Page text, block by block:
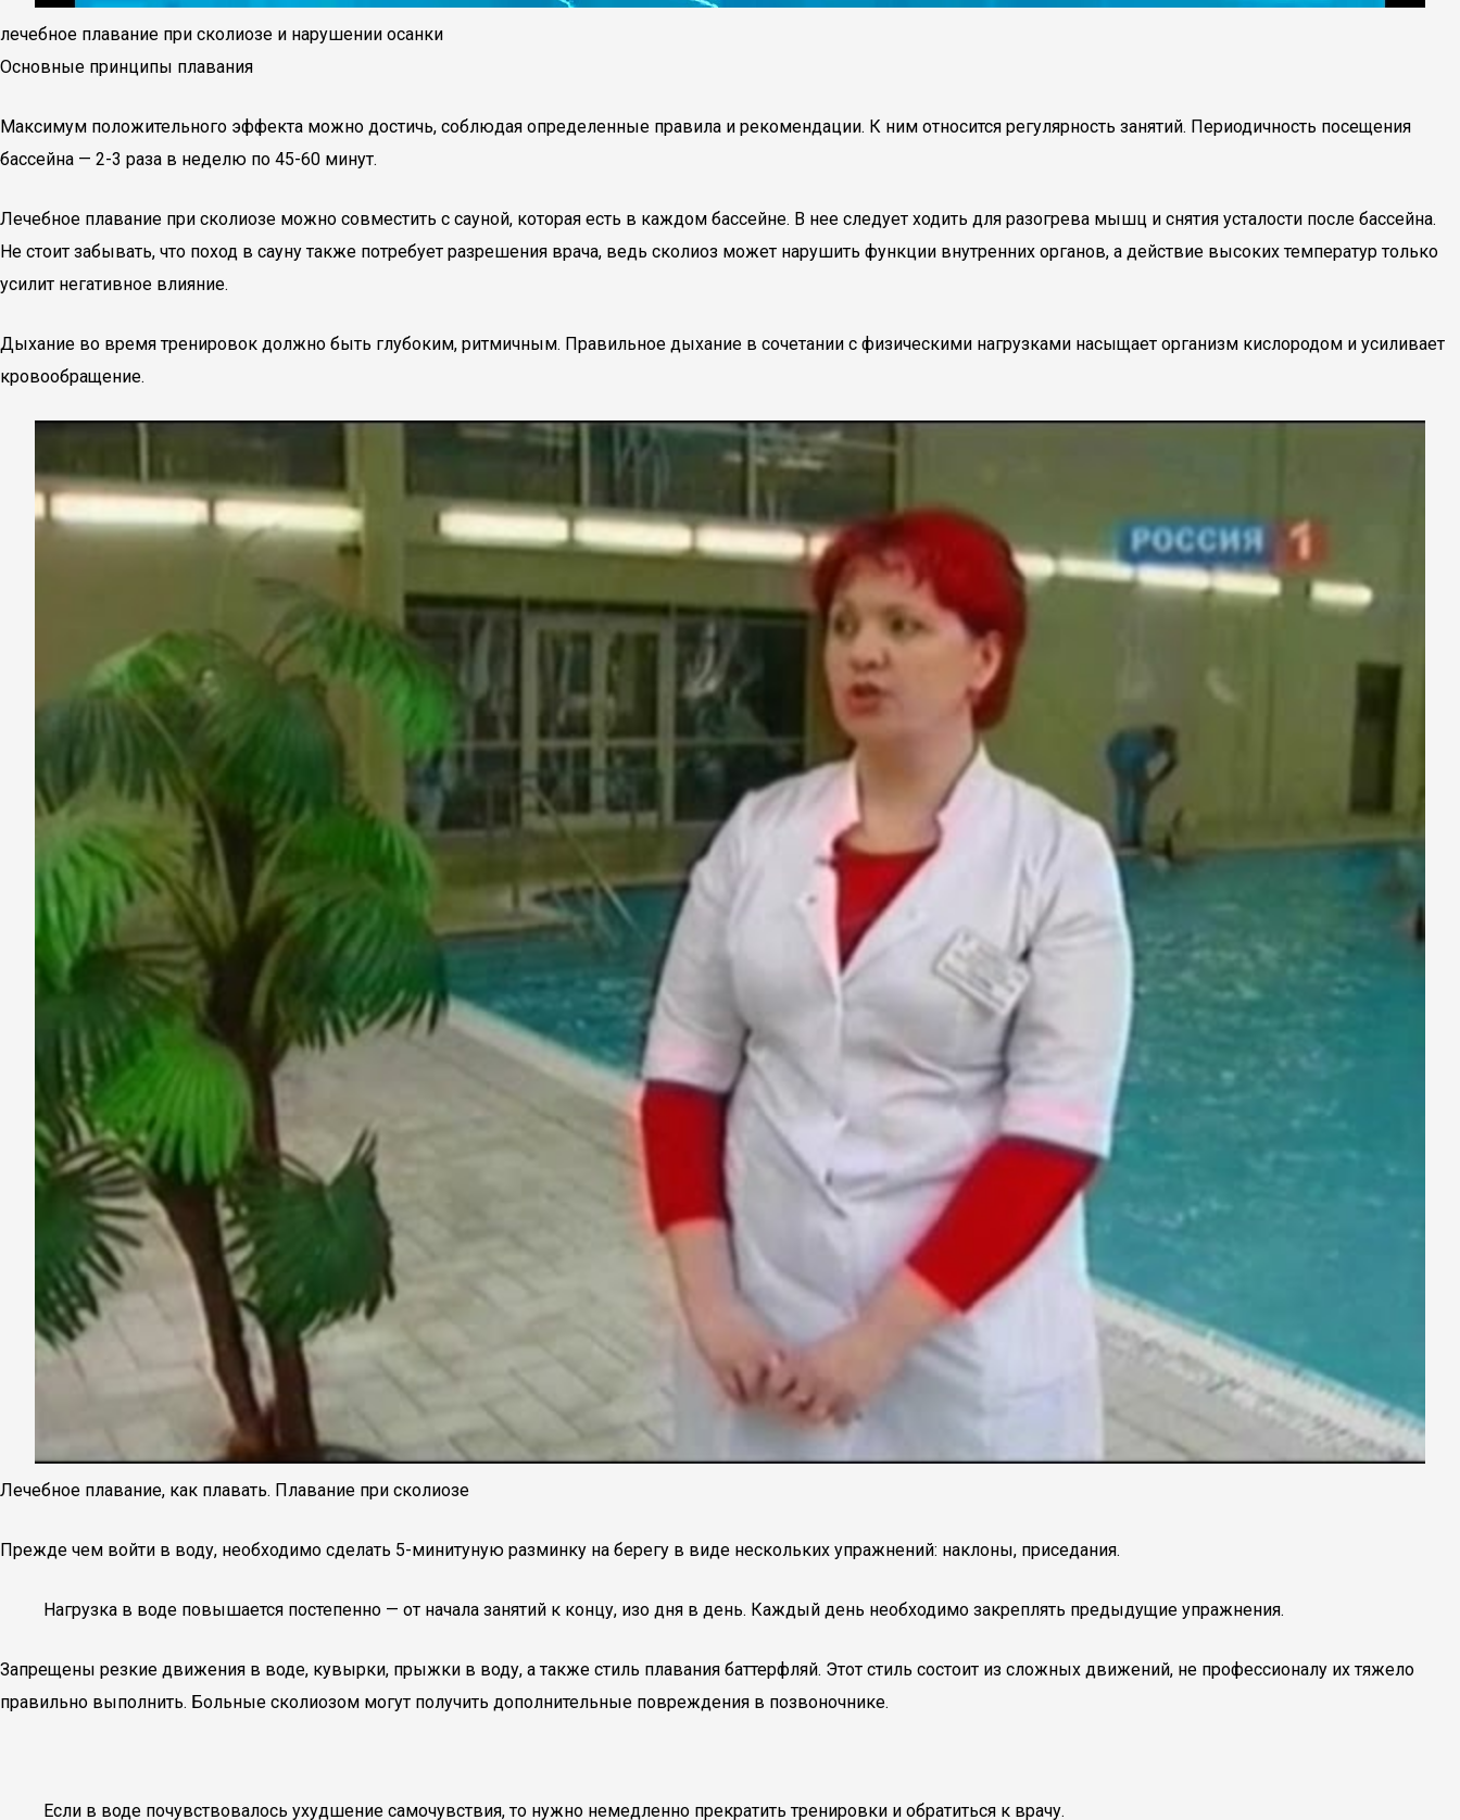
лечебное плавание при сколиозе и нарушении осанки
Основные принципы плавания
Максимум положительного эффекта можно достичь, соблюдая определенные правила и рекомендации. К ним относится регулярность занятий. Периодичность посещения
бассейна — 2-3 раза в неделю по 45-60 минут.
Лечебное плавание при сколиозе можно совместить с сауной, которая есть в каждом бассейне. В нее следует ходить для разогрева мышц и снятия усталости после бассейна.
Не стоит забывать, что поход в сауну также потребует разрешения врача, ведь сколиоз может нарушить функции внутренних органов, а действие высоких температур только
усилит негативное влияние.
Дыхание во время тренировок должно быть глубоким, ритмичным. Правильное дыхание в сочетании с физическими нагрузками насыщает организм кислородом и усиливает
кровообращение.
Лечебное плавание, как плавать. Плавание при сколиозе
Прежде чем войти в воду, необходимо сделать 5-минитуную разминку на берегу в виде нескольких упражнений: наклоны, приседания.
Нагрузка в воде повышается постепенно — от начала занятий к концу, изо дня в день. Каждый день необходимо закреплять предыдущие упражнения.
Запрещены резкие движения в воде, кувырки, прыжки в воду, а также стиль плавания баттерфляй. Этот стиль состоит из сложных движений, не профессионалу их тяжело
правильно выполнить. Больные сколиозом могут получить дополнительные повреждения в позвоночнике.
Если в воде почувствовалось ухудшение самочувствия, то нужно немедленно прекратить тренировки и обратиться к врачу.